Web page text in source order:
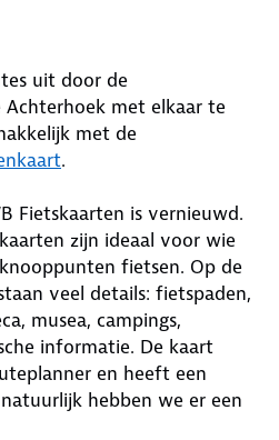
uit door de
met elkaar te
met de
.
Fietskaarten is vernieuwd.
zijn ideaal voor wie
fietsen. Op de
veel details: fietspaden,
musea, campings,
informatie. De kaart
en heeft een
hebben we er een